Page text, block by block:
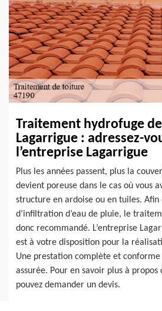
Traitement hydrofuge
Lagarrigue : adressez-
l’entreprise Lagarrigue
Plus les années passent, plus la
devient poreuse dans le cas où vous
structure en ardoise ou en tuiles. Afin
d’infiltration d’eau de pluie, le
donc recommandé. L’entreprise
est à votre disposition pour la
Une prestation complète et conforme
assurée. Pour en savoir plus à propos
pouvez demander un devis.